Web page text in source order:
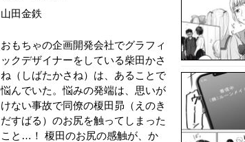
山田金鉄
おもちゃの企画開発会社でグラフィ
ックデザイナーをしている柴田かさ
ね（しばたかさね）は、あることで
悩んでいた。悩みの発端は、思いが
けない事故で同僚の榎田昴（えのき
だすばる）のお尻を触ってしまった
こと…！ 榎田のお尻の感触が、か